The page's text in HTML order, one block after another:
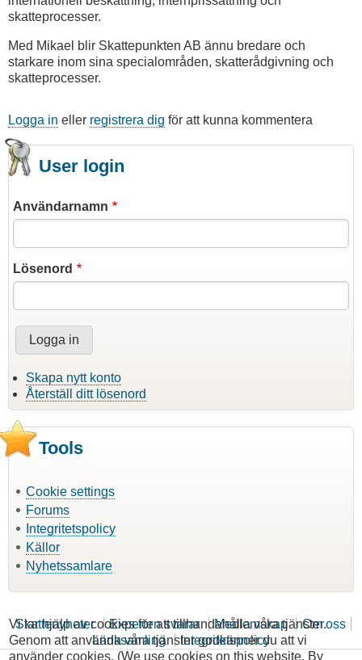
skatteprocesser.
Med Mikael blir Skattepunkten AB ännu bredare och
starkare inom sina specialområden, skatterådgivning och
skatteprocesser.
Logga in eller registrera dig för att kunna kommentera
User login
Användarnamn
Lösenord
Skapa nytt konto
Återställ ditt lösenord
Tools
Cookie settings
Forums
Integritetspolicy
Källor
Nyhetssamlare
Skattenyheter Experten svarar Medlemskap
Om oss
Länksamling
Integritetspolicy
Vi tar hjälp av cookies för att tillhandahålla våra tjänster.
Genom att använda våra tjänster godkänner du att vi
använder cookies. (We use cookies on this website. By